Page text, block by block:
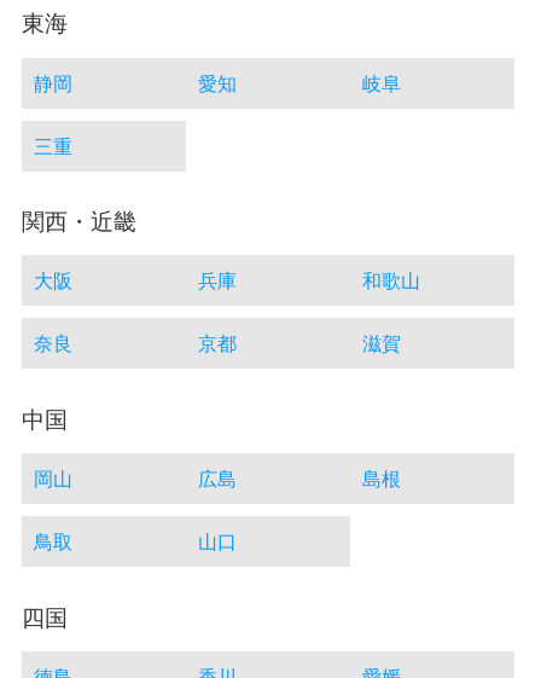
東海
静岡 愛知 岐阜
三重
関西・近畿
大阪 兵庫 和歌山
奈良 京都 滋賀
中国
岡山 広島 島根
鳥取 山口
四国